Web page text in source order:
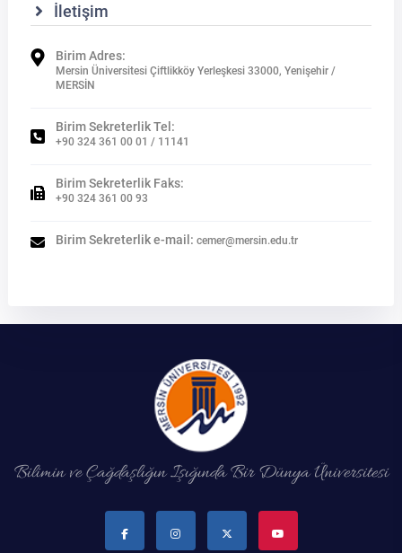
İletişim
Birim Adres:
Mersin Üniversitesi Çiftlikköy Yerleşkesi 33000, Yenişehir /
MERSİN
Birim Sekreterlik Tel:
+90 324 361 00 01 / 11141
Birim Sekreterlik Faks:
+90 324 361 00 93
Birim Sekreterlik e-mail: cemer@mersin.edu.tr
Bilimin ve Çağdaşlığın Işığında Bir Dünya Üniversitesi